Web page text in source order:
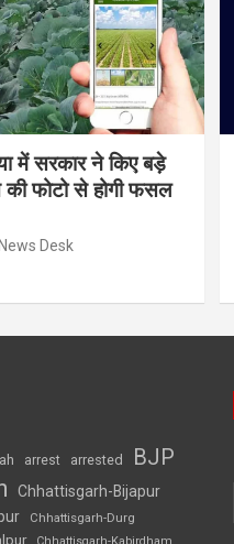
में सरकार ने किए बड़े
फोटो से होगी फसल
News Desk
arrest arrested BJP
Chhattisgarh-Bijapur
Chhattisgarh-Durg